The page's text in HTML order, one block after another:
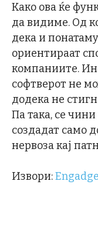
Како ова ќе
да видиме. Од
дека и
ориентираат
компаниите.
софтверот не
додека не
Па така, се
создадат само
нервоза кај
Извори: